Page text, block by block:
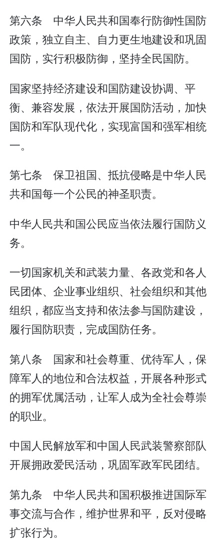
第六条 中华人民共和国奉行防御性国防
政策，独立自主、自力更生地建设和巩固
国防，实行积极防御，坚持全民国防。
国家坚持经济建设和国防建设协调、平
衡、兼容发展，依法开展国防活动，加快
国防和军队现代化，实现富国和强军相统
一。
第七条 保卫祖国、抵抗侵略是中华人民
共和国每一个公民的神圣职责。
中华人民共和国公民应当依法履行国防义
务。
一切国家机关和武装力量、各政党和各人
民团体、企业事业组织、社会组织和其他
组织，都应当支持和依法参与国防建设，
履行国防职责，完成国防任务。
第八条 国家和社会尊重、优待军人，保
障军人的地位和合法权益，开展各种形式
的拥军优属活动，让军人成为全社会尊崇
的职业。
中国人民解放军和中国人民武装警察部队
开展拥政爱民活动，巩固军政军民团结。
第九条 中华人民共和国积极推进国际军
事交流与合作，维护世界和平，反对侵略
扩张行为。